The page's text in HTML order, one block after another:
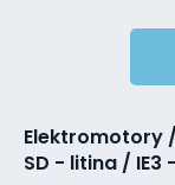
Elektromotory
SD - litina /